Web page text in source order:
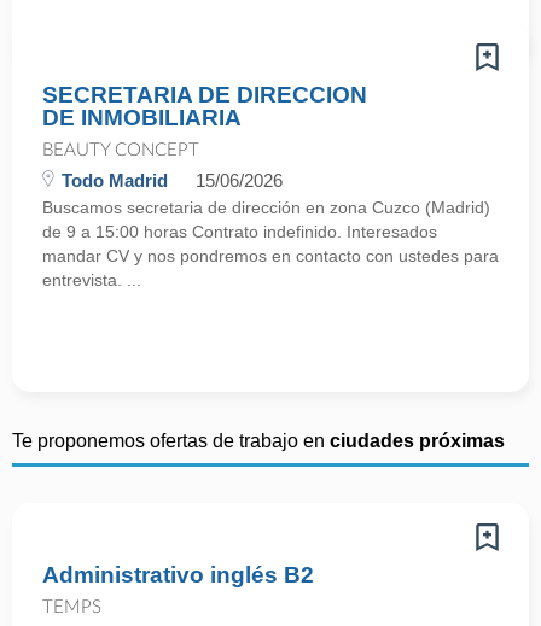
SECRETARIA DE DIRECCION
DE INMOBILIARIA
BEAUTY CONCEPT
Todo Madrid 15/06/2026
Buscamos secretaria de dirección en zona Cuzco (Madrid)
de 9 a 15:00 horas Contrato indefinido. Interesados
mandar CV y nos pondremos en contacto con ustedes para
entrevista. ...
Te proponemos ofertas de trabajo en ciudades próximas
Administrativo inglés B2
TEMPS